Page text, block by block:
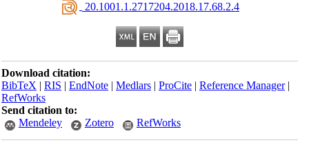
‎ 20.1001.1.2717204.2018.17.68.2.4
Download citation:
BibTeX|RIS|EndNote|Medlars|ProCite|Reference Manager
RefWorks
Send citation to:
Mendeley
Zotero RefWorks